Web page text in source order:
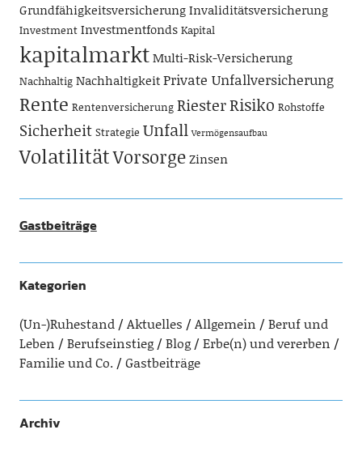
GrundfähigkeitsversicherungInvaliditätsversicherung
Investment Investmentfonds Kapital
kapitalmarktMulti-Risk-Versicherung
Nachhaltig NachhaltigkeitPrivate Unfallversicherung
Rente Rentenversicherung RiesterRisiko Rohstoffe
Sicherheit Strategie Unfall Vermögensaufbau
VolatilitätVorsorgeZinsen
Gastbeiträge
Kategorien
(Un-)Ruhestand Aktuelles Allgemein
Beruf und
Leben
Berufseinstieg Blog
Erbe(n) und vererben
Familie und Co.
Gastbeiträge
Archiv